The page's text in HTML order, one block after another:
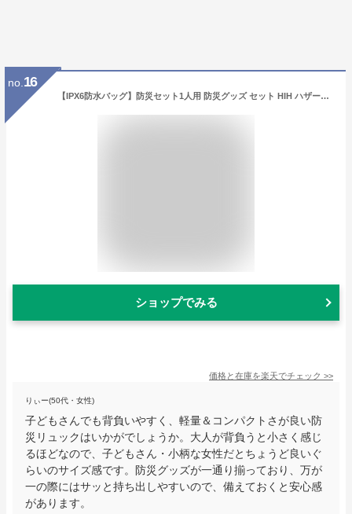
no. 16
【IPX6防水バッグ】防災セット1人用 防災グッズ セット HIH ハザードバッグ Regular 防水バッグの非常持ち出し袋 防災リュック 防水 防災バッグ 災害グッズ 避難グッズ 防災用品 一人用 ギフト対応
ショップでみる
価格と在庫を楽天でチェック >>
りぃー(50代・女性)
子どもさんでも背負いやすく、軽量＆コンパクトさが良い防
災リュックはいかがでしょうか。大人が背負うと小さく感じ
るほどなので、子どもさん・小柄な女性だとちょうど良いぐ
らいのサイズ感です。防災グッズが一通り揃っており、万が
一の際にはサッと持ち出しやすいので、備えておくと安心感
があります。